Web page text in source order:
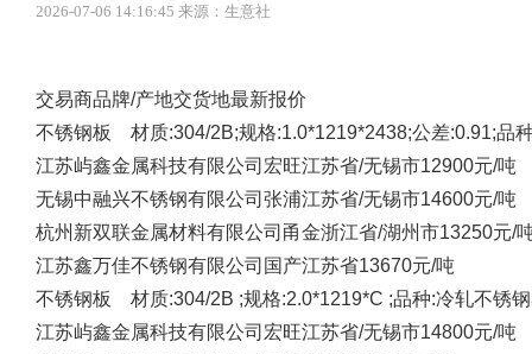
2026-07-06 14:16:45 来源：生意社
交易商品牌/产地交货地最新报价
不锈钢板 材质:304/2B;规格:1.0*1219*2438;公差:0.91;品
江苏屿鑫金属科技有限公司 宏旺江苏省/无锡市12900元/吨
无锡中融兴不锈钢有限公司 张浦江苏省/无锡市14600元/吨
杭州新双联金属材料有限公司 甬金浙江省/湖州市13250元/
江苏鑫万佳不锈钢有限公司 国产江苏省13670元/吨
不锈钢板 材质:304/2B ;规格:2.0*1219*C ;品种:冷轧不锈
江苏屿鑫金属科技有限公司 宏旺江苏省/无锡市14800元/吨